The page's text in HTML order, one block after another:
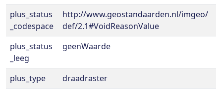
plus_status
_codespace
http://www.geostandaarden.nl/imgeo/
def/2.1#VoidReasonValue
plus_status
_leeg
geenWaarde
plus_type
draadraster